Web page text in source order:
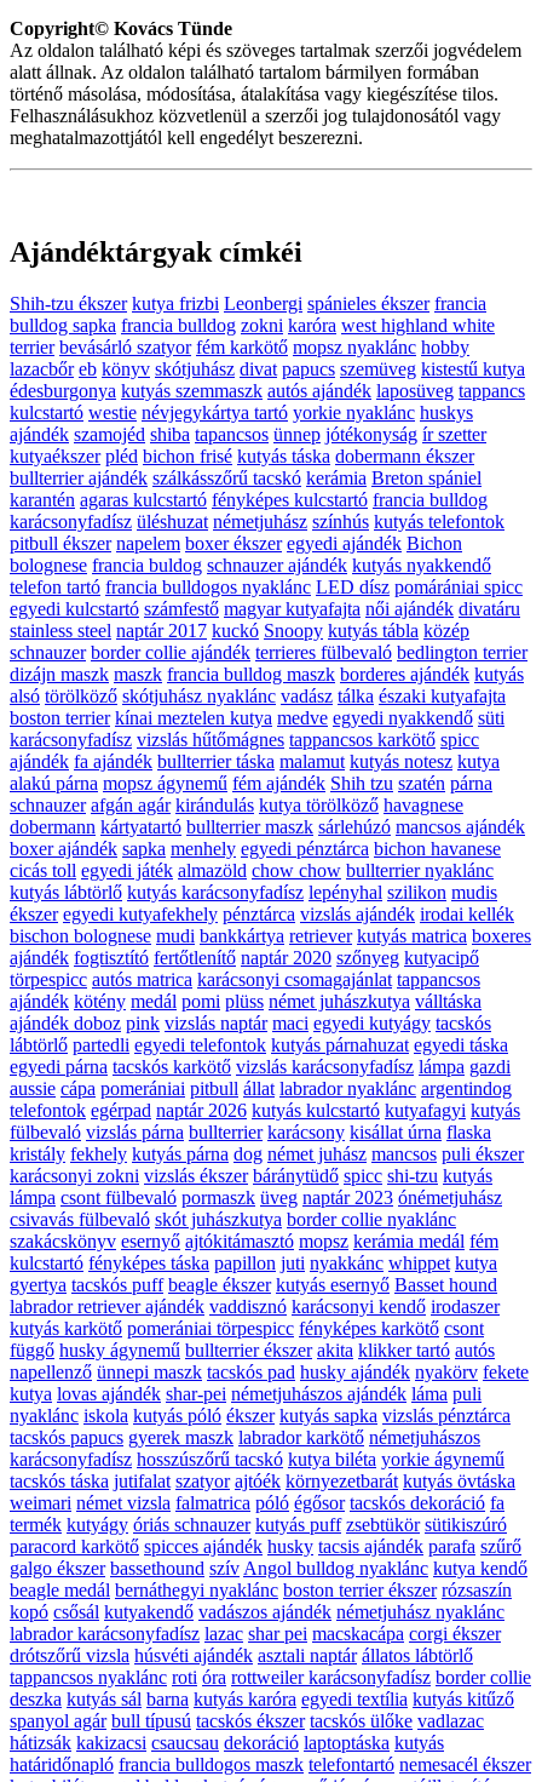
Copyright© Kovács Tünde
Az oldalon található képi és szöveges tartalmak szerzői jogvédelem
alatt állnak. Az oldalon található tartalom bármilyen formában
történő másolása, módosítása, átalakítása vagy kiegészítése tilos.
Felhasználásukhoz közvetlenül a szerzői jog tulajdonosától vagy
meghatalmazottjától kell engedélyt beszerezni.
Ajándéktárgyak címkéi
Shih-tzu ékszer kutya frizbi Leonbergi spánieles ékszer francia
bulldog sapka francia bulldog zokni karóra west highland white
terrier bevásárló szatyor fém karkötő mopsz nyaklánc hobby
lazacbőr eb könyv skótjuhász divat papucs szemüveg kistestű kutya
édesburgonya kutyás szemmaszk autós ajándék laposüveg tappancs
kulcstartó westie névjegykártya tartó yorkie nyaklánc huskys
ajándék szamojéd shiba tapancsos ünnep jótékonyság ír szetter
kutyaékszer pléd bichon frisé kutyás táska dobermann ékszer
bullterrier ajándék szálkásszőrű tacskó kerámia Breton spániel
karantén agaras kulcstartó fényképes kulcstartó francia bulldog
karácsonyfadísz üléshuzat németjuhász színhús kutyás telefontok
pitbull ékszer napelem boxer ékszer egyedi ajándék Bichon
bolognese francia buldog schnauzer ajándék kutyás nyakkendő
telefon tartó francia bulldogos nyaklánc LED dísz pomárániai spicc
egyedi kulcstartó számfestő magyar kutyafajta női ajándék divatáru
stainless steel naptár 2017 kuckó Snoopy kutyás tábla közép
schnauzer border collie ajándék terrieres fülbevaló bedlington terrier
dizájn maszk maszk francia bulldog maszk borderes ajándék kutyás
alsó törölköző skótjuhász nyaklánc vadász tálka északi kutyafajta
boston terrier kínai meztelen kutya medve egyedi nyakkendő süti
karácsonyfadísz vizslás hűtőmágnes tappancsos karkötő spicc
ajándék fa ajándék bullterrier táska malamut kutyás notesz kutya
alakú párna mopsz ágynemű fém ajándék Shih tzu szatén párna
schnauzer afgán agár kirándulás kutya törölköző havagnese
dobermann kártyatartó bullterrier maszk sárlehúzó mancsos ajándék
boxer ajándék sapka menhely egyedi pénztárca bichon havanese
cicás toll egyedi játék almazöld chow chow bullterrier nyaklánc
kutyás lábtörlő kutyás karácsonyfadísz lepényhal szilikon mudis
ékszer egyedi kutyafekhely pénztárca vizslás ajándék irodai kellék
bischon bolognese mudi bankkártya retriever kutyás matrica boxeres
ajándék fogtisztító fertőtlenítő naptár 2020 szőnyeg kutyacipő
törpespicc autós matrica karácsonyi csomagajánlat tappancsos
ajándék kötény medál pomi plüss német juhászkutya válltáska
ajándék doboz pink vizslás naptár maci egyedi kutyágy tacskós
lábtörlő partedli egyedi telefontok kutyás párnahuzat egyedi táska
egyedi párna tacskós karkötő vizslás karácsonyfadísz lámpa gazdi
aussie cápa pomerániai pitbull állat labrador nyaklánc argentindog
telefontok egérpad naptár 2026 kutyás kulcstartó kutyafagyi kutyás
fülbevaló vizslás párna bullterrier karácsony kisállat úrna flaska
kristály fekhely kutyás párna dog német juhász mancsos puli ékszer
karácsonyi zokni vizslás ékszer báránytüdő spicc shi-tzu kutyás
lámpa csont fülbevaló pormaszk üveg naptár 2023 ónémetjuhász
csivavás fülbevaló skót juhászkutya border collie nyaklánc
szakácskönyv esernyő ajtókitámasztó mopsz kerámia medál fém
kulcstartó fényképes táska papillon juti nyakkánc whippet kutya
gyertya tacskós puff beagle ékszer kutyás esernyő Basset hound
labrador retriever ajándék vaddisznó karácsonyi kendő irodaszer
kutyás karkötő pomerániai törpespicc fényképes karkötő csont
függő husky ágynemű bullterrier ékszer akita klikker tartó autós
napellenző ünnepi maszk tacskós pad husky ajándék nyakörv fekete
kutya lovas ajándék shar-pei németjuhászos ajándék láma puli
nyaklánc iskola kutyás póló ékszer kutyás sapka vizslás pénztárca
tacskós papucs gyerek maszk labrador karkötő németjuhászos
karácsonyfadísz hosszúszőrű tacskó kutya biléta yorkie ágynemű
tacskós táska jutifalat szatyor ajtóék környezetbarát kutyás övtáska
weimari német vizsla falmatrica póló égősor tacskós dekoráció fa
termék kutyágy óriás schnauzer kutyás puff zsebtükör sütikiszúró
paracord karkötő spicces ajándék husky tacsis ajándék parafa szűrő
galgo ékszer bassethound szív Angol bulldog nyaklánc kutya kendő
beagle medál bernáthegyi nyaklánc boston terrier ékszer rózsaszín
kopó csősál kutyakendő vadászos ajándék németjuhász nyaklánc
labrador karácsonyfadísz lazac shar pei macskacápa corgi ékszer
drótszőrű vizsla húsvéti ajándék asztali naptár állatos lábtörlő
tappancsos nyaklánc roti óra rottweiler karácsonyfadísz border collie
deszka kutyás sál barna kutyás karóra egyedi textília kutyás kitűző
spanyol agár bull típusú tacskós ékszer tacskós ülőke vadlazac
hátizsák kakizacsi csaucsau dekoráció laptoptáska kutyás
határidőnapló francia bulldogos maszk telefontartó nemesacél ékszer